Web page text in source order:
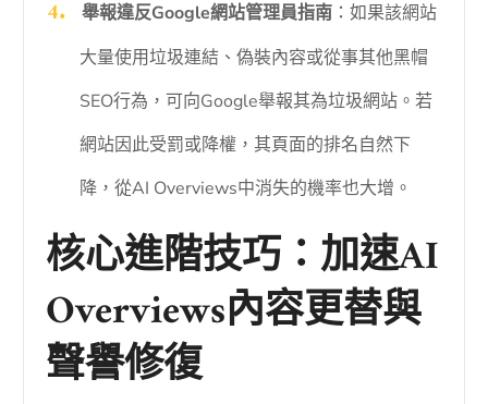
舉報違反Google網站管理員指南：如果該網站
大量使用垃圾連結、偽裝內容或從事其他黑帽
SEO行為，可向Google舉報其為垃圾網站。若
網站因此受罰或降權，其頁面的排名自然下
降，從AI Overviews中消失的機率也大增。
核心進階技巧：加速AI
Overviews內容更替與
聲譽修復